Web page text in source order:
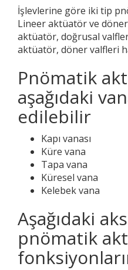
İşlevlerine göre iki tip
Lineer aktüatör ve
aktüatör, doğrusal
aktüatör, döner valfleri
Pnömatik
aşağıdaki
edilebilir
Kapı vanası
Küre vana
Tapa vana
Küresel vana
Kelebek vana
Aşağıdaki
pnömatik